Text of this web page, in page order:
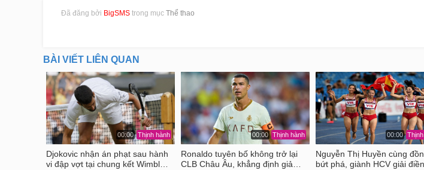
Đã đăng bởi BigSMS trong mục Thể thao
BÀI VIẾT LIÊN QUAN
00:00 Thịnh hành
Djokovic nhận án phạt sau hành
vi đập vợt tại chung kết Wimbl…
00:00 Thịnh hành
Ronaldo tuyên bố không trở lại
CLB Châu Âu, khẳng định giả…
00:00
Nguyễn Thị Huyền cùng
bứt phá, giành HCV giải